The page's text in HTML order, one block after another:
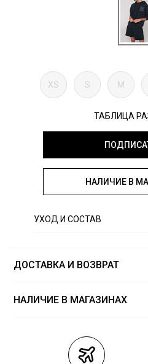
XS S M
ТАБЛИЦА
НАЛИЧИЕ В
УХОД И СОСТАВ
ДОСТАВКА И ВОЗВРАТ
Курьерская доставка СДЭК
НАЛИЧИЕ В МАГАЗИНАХ